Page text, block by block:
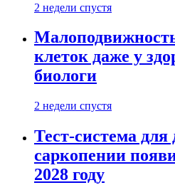
2 недели спустя
клеток даже у
биологи
2 недели спустя
Тест-система для
саркопении
2028 году